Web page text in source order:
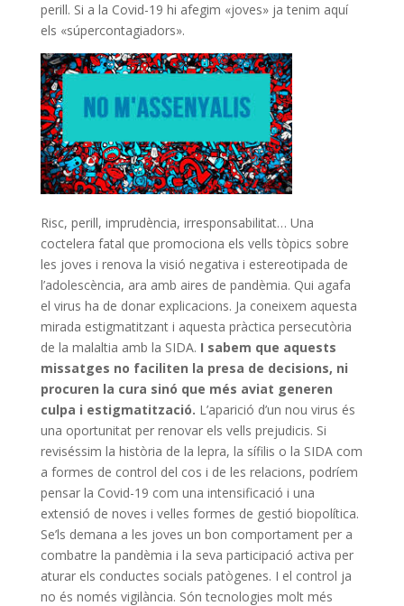
perill. Si a la Covid-19 hi afegim «joves» ja tenim aquí
els «súpercontagiadors».
Risc, perill, imprudència, irresponsabilitat… Una
coctelera fatal que promociona els vells tòpics sobre
les joves i renova la visió negativa i estereotipada de
l’adolescència, ara amb aires de pandèmia. Qui agafa
el virus ha de donar explicacions. Ja coneixem aquesta
mirada estigmatitzant i aquesta pràctica persecutòria
de la malaltia amb la SIDA. I sabem que aquests
missatges no faciliten la presa de decisions, ni
procuren la cura sinó que més aviat generen
culpa i estigmatització. L’aparició d’un nou virus és
una oportunitat per renovar els vells prejudicis. Si
reviséssim la història de la lepra, la sífilis o la SIDA com
a formes de control del cos i de les relacions, podríem
pensar la Covid-19 com una intensificació i una
extensió de noves i velles formes de gestió biopolítica.
Se’ls demana a les joves un bon comportament per a
combatre la pandèmia i la seva participació activa per
aturar els conductes socials patògenes. I el control ja
no és només vigilància. Són tecnologies molt més